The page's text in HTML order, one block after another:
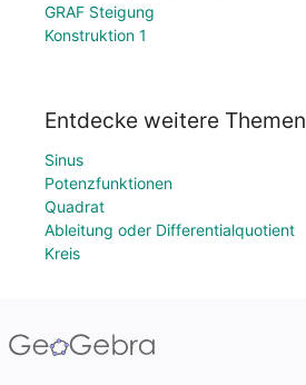
GRAF Steigung
Konstruktion 1
Entdecke weitere Themen
Sinus
Potenzfunktionen
Quadrat
Ableitung oder Differentialquotient
Kreis